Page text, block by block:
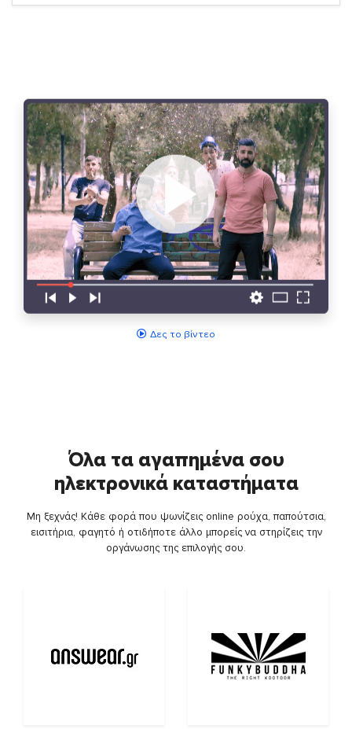
Δες το βίντεο
Όλα τα αγαπημένα σου
ηλεκτρονικά καταστήματα
Μη ξεχνάς! Κάθε φορά που ψωνίζεις online ρούχα, παπούτσια,
εισιτήρια, φαγητό ή οτιδήποτε άλλο μπορείς να στηρίζεις την
οργάνωσης της επιλογής σου.